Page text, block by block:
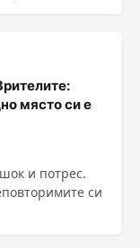
място си е
и потрес.
си